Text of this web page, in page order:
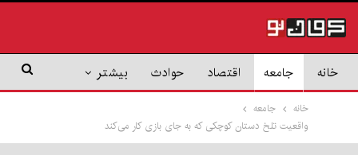
خانه جامعه اقتصاد حوادث بیشتر
خانه
جامعه
واقعیت تلخ دستان کوچکی که به جای بازی کار می‌کند